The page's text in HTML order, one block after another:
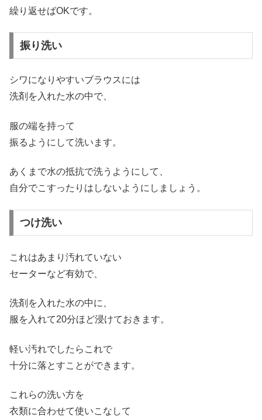
繰り返せばOKです。
振り洗い
シワになりやすいブラウスには
洗剤を入れた水の中で、
服の端を持って
振るようにして洗います。
あくまで水の抵抗で洗うようにして、
自分でこすったりはしないようにしましょう。
つけ洗い
これはあまり汚れていない
セーターなど有効で、
洗剤を入れた水の中に、
服を入れて20分ほど浸けておきます。
軽い汚れでしたらこれで
十分に落とすことができます。
これらの洗い方を
衣類に合わせて使いこなして